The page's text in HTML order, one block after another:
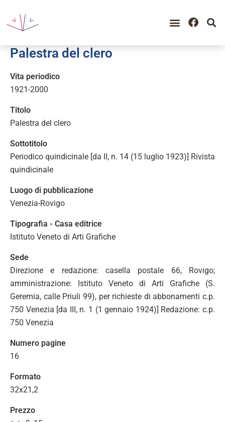
Palestra del clero
Vita periodico
1921-2000
Titolo
Palestra del clero
Sottotitolo
Periodico quindicinale [da II, n. 14 (15 luglio 1923)] Rivista
quindicinale
Luogo di pubblicazione
Venezia-Rovigo
Tipografia - Casa editrice
Istituto Veneto di Arti Grafiche
Sede
Direzione e redazione: casella postale 66, Rovigo;
amministrazione: Istituto Veneto di Arti Grafiche (S.
Geremia, calle Priuli 99), per richieste di abbonamenti c.p.
750 Venezia [da III, n. 1 (1 gennaio 1924)] Redazione: c.p.
750 Venezia
Numero pagine
16
Formato
32x21,2
Prezzo